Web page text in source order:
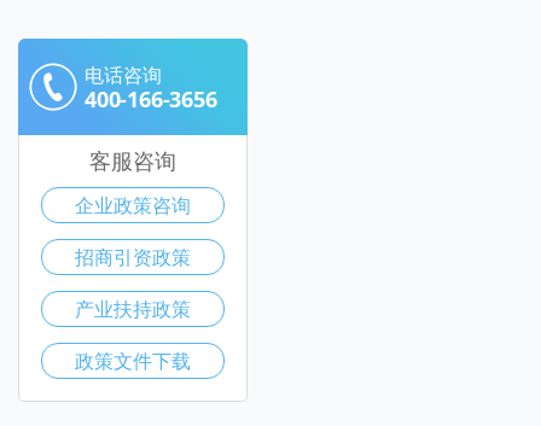
电话咨询
400-166-3656
客服咨询
企业政策咨询
招商引资政策
产业扶持政策
政策文件下载